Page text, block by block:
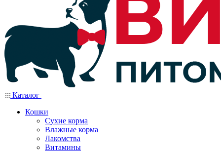
Каталог
Кошки
Сухие корма
Влажные корма
Лакомства
Витамины